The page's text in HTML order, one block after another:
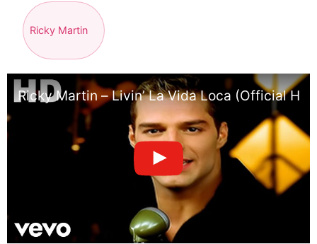
Ricky Martin
Ricky Martin – Livin’ La Vida Loca (Official HD